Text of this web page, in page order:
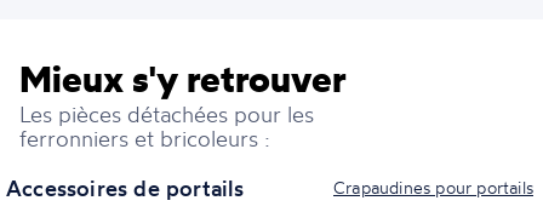
Mieux s'y retrouver
Les pièces détachées pour les
ferronniers et bricoleurs :
Accessoires de portails
Crapaudines pour portails